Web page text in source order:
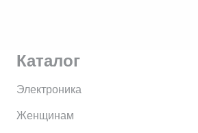
Каталог
Электроника
Женщинам